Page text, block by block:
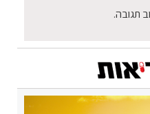
תגובה.